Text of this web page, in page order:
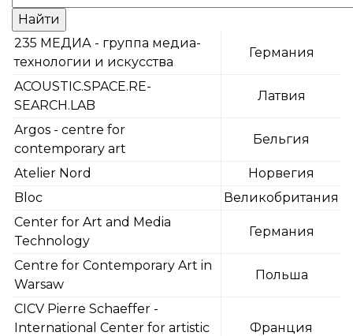
235 МЕДИА - группа медиа-
технологии и искусства
Германия
ACOUSTIC.SPACE.RE-
SEARCH.LAB
Латвия
Argos - centre for
contemporary art
Бельгия
Atelier Nord
Норвегия
Bloc
Великобритания
Center for Art and Media
Technology
Германия
Centre for Contemporary Art in
Warsaw
Польша
CICV Pierre Schaeffer -
International Center for artistic
Франция